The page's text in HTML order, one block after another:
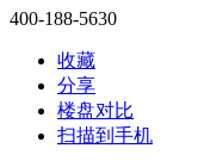
400-188-5630
收藏
分享
楼盘对比
扫描到手机